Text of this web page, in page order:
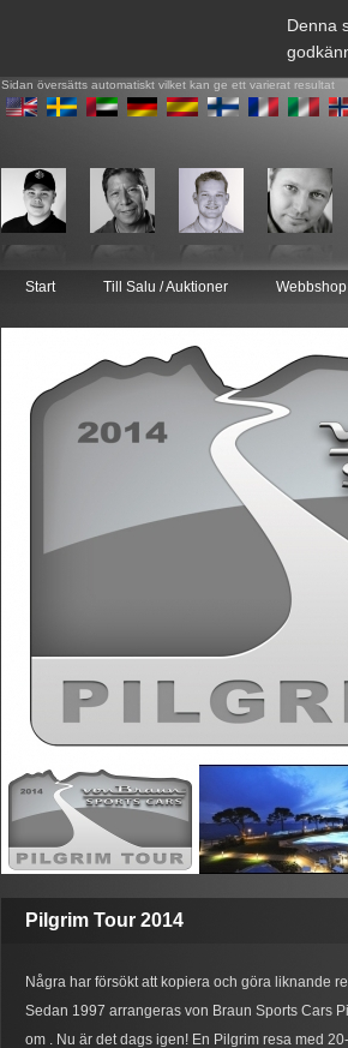
Denna
Sidan översätts automatiskt vilket kan ge ett varierat resultat
Start Till Salu / Auktioner Webbshop
Pilgrim Tour 2014
Några har försökt att kopiera och göra liknande
Sedan 1997 arrangeras von Braun Sports Cars
om . Nu är det dags igen! En Pilgrim resa med